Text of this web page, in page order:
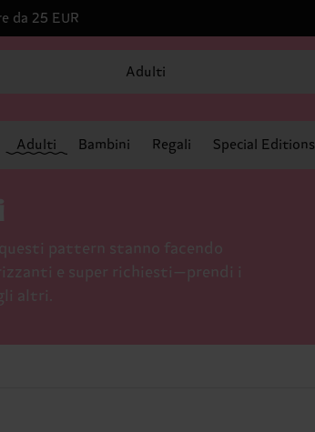
da 25 EUR
Adulti
Adulti Bambini Regali Special Editions
pattern stanno facendo
e super richiesti—prendi i
altri.